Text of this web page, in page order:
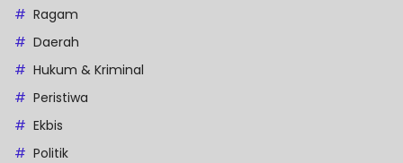
Ragam
Daerah
Hukum & Kriminal
Peristiwa
Ekbis
Politik